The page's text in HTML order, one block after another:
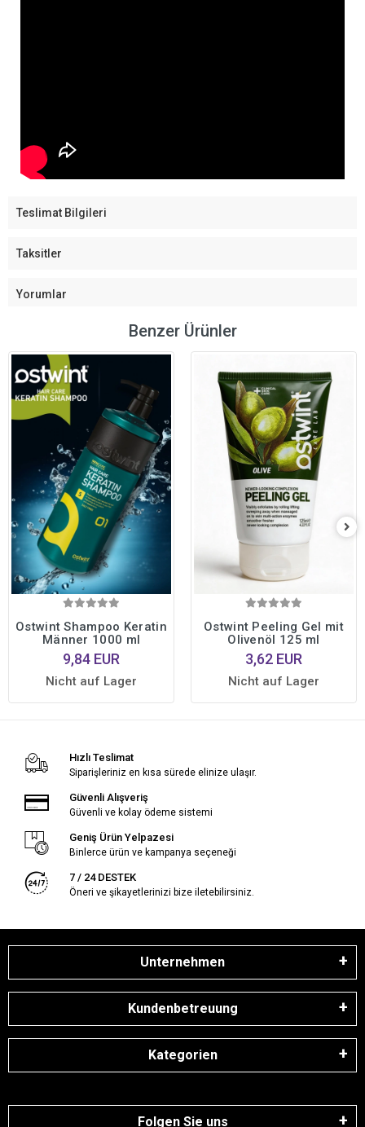
Teslimat Bilgileri
Taksitler
Yorumlar
Benzer Ürünler
Ostwint Shampoo Keratin
Männer 1000 ml
9,84 EUR
Nicht auf Lager
Ostwint Peeling Gel mit
Olivenöl 125 ml
3,62 EUR
Nicht auf Lager
Hızlı Teslimat
Siparişleriniz en kısa sürede elinize ulaşır.
Güvenli Alışveriş
Güvenli ve kolay ödeme sistemi
Geniş Ürün Yelpazesi
Binlerce ürün ve kampanya seçeneği
7 / 24 DESTEK
Öneri ve şikayetlerinizi bize iletebilirsiniz.
Unternehmen
Kundenbetreuung
Kategorien
Folgen Sie uns